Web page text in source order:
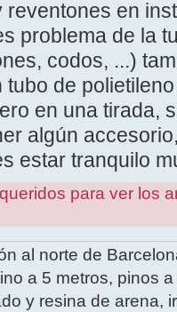
en
problema de la
codos, ...)
de
en una tirada,
algún
estar tranquilo
para ver los
al norte de
a 5 metros, pinos
y resina de arena,